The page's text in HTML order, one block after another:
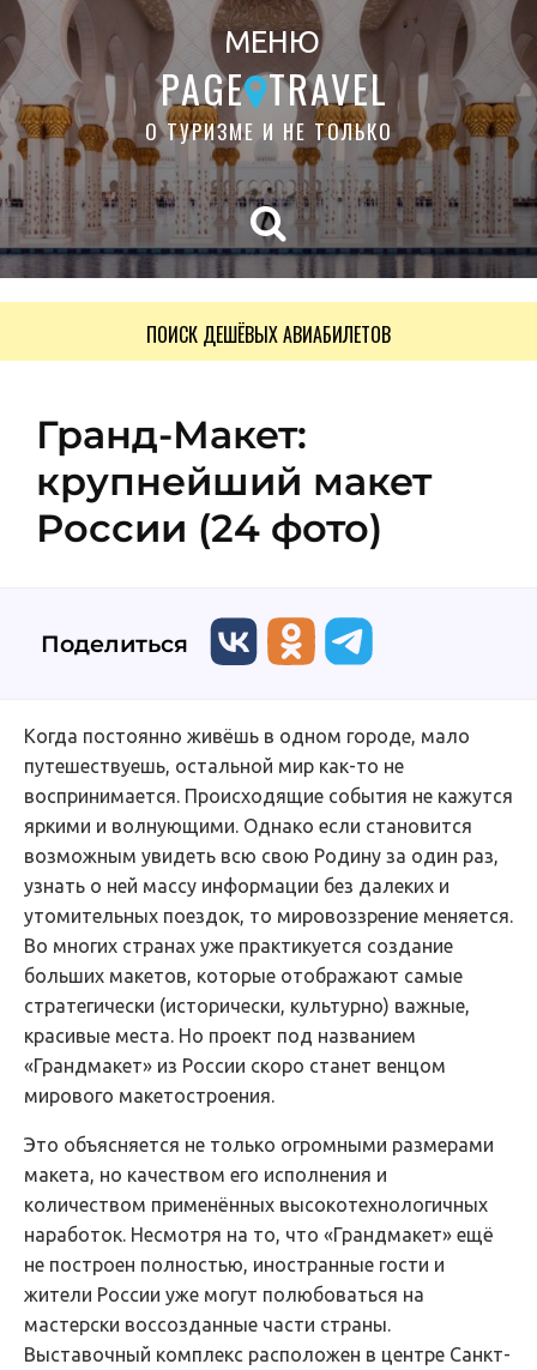
МЕНЮ
PAGE TRAVEL
О ТУРИЗМЕ И НЕ ТОЛЬКО
ПОИСК ДЕШЁВЫХ АВИАБИЛЕТОВ
Гранд-Макет:
крупнейший макет
России (24 фото)
Поделиться
Когда постоянно живёшь в одном городе, мало
путешествуешь, остальной мир как-то не
воспринимается. Происходящие события не кажутся
яркими и волнующими. Однако если становится
возможным увидеть всю свою Родину за один раз,
узнать о ней массу информации без далеких и
утомительных поездок, то мировоззрение меняется.
Во многих странах уже практикуется создание
больших макетов, которые отображают самые
стратегически (исторически, культурно) важные,
красивые места. Но проект под названием
«Грандмакет» из России скоро станет венцом
мирового макетостроения.
Это объясняется не только огромными размерами
макета, но качеством его исполнения и
количеством применённых высокотехнологичных
наработок. Несмотря на то, что «Грандмакет» ещё
не построен полностью, иностранные гости и
жители России уже могут полюбоваться на
мастерски воссозданные части страны.
Выставочный комплекс расположен в центре Санкт-